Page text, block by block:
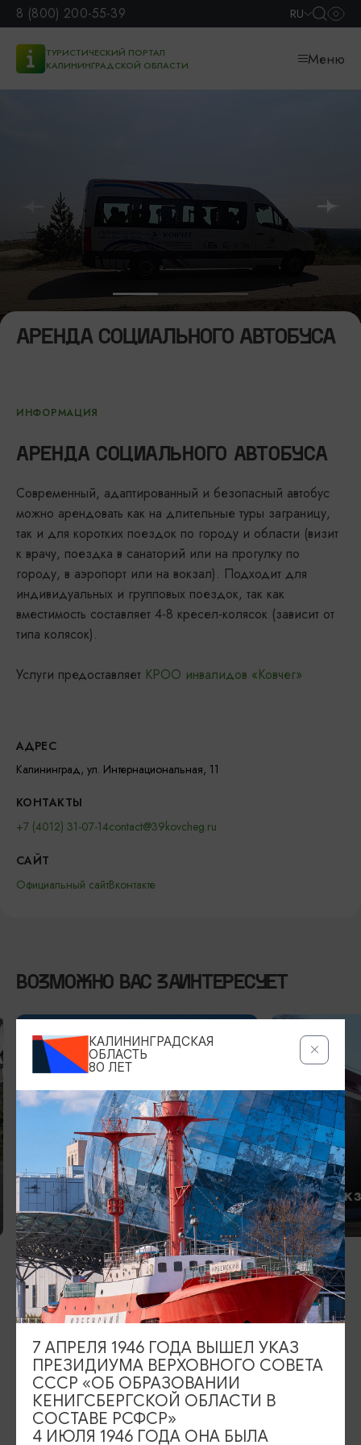
8 (800) 200-55-39 RU
ТУРИСТИЧЕСКИЙ ПОРТАЛ
КАЛИНИНГРАДСКОЙ ОБЛАСТИ
Меню
АРЕНДА СОЦИАЛЬНОГО АВТОБУСА
ИНФОРМАЦИЯ
АРЕНДА СОЦИАЛЬНОГО АВТОБУСА
Современный, адаптированный и безопасный автобус
можно арендовать как на длительные туры заграницу,
так и для коротких поездок по городу и области (визит
к врачу, поездка в санаторий или на прогулку по
городу, в аэропорт или на вокзал). Подходит для
индивидуальных и групповых поездок, так как
вместимость составляет 4-8 кресел-колясок (зависит от
типа колясок).
Услуги предоставляет КРОО инвалидов «Ковчег»
АДРЕС
Калининград, ул. Интернациональная, 11
КОНТАКТЫ
+7 (4012) 31-07-14contact@39kovcheg.ru
САЙТ
Официальный сайтВконтакте
ВОЗМОЖНО ВАС ЗАИНТЕРЕСУЕТ
Международный
аэропорт Калининграда
(Храброво) ЖД
ИЩИТЕ ТАКЖЕ НА НАШЕМ САЙТЕ
Серебряное ожерелье
Электронная виза
Туры и экскурсии
Афиша мероприятий
Сувениры
Гостевая книга
КАЛИНИНГРАДСКАЯ
ОБЛАСТЬ
80 ЛЕТ
7 АПРЕЛЯ 1946 ГОДА ВЫШЕЛ УКАЗ
ПРЕЗИДИУМА ВЕРХОВНОГО СОВЕТА
СССР «ОБ ОБРАЗОВАНИИ
КЕНИГСБЕРГСКОЙ ОБЛАСТИ В
СОСТАВЕ РСФСР»
4 ИЮЛЯ 1946 ГОДА ОНА БЫЛА